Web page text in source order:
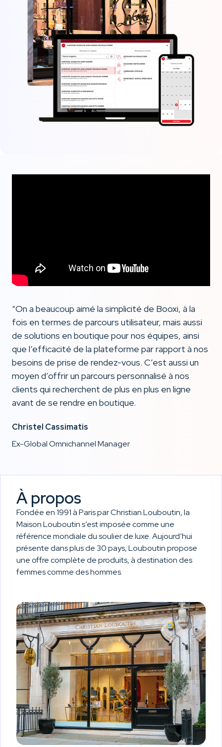
“On a beaucoup aimé la simplicité de Booxi, à la
fois en termes de parcours utilisateur, mais aussi
de solutions en boutique pour nos équipes, ainsi
que l’efficacité de la plateforme par rapport à nos
besoins de prise de rendez-vous. C’est aussi un
moyen d’offrir un parcours personnalisé à nos
clients qui recherchent de plus en plus en ligne
avant de se rendre en boutique.
Christel Cassimatis
Ex-Global Omnichannel Manager
À propos
Fondée en 1991 à Paris par Christian Louboutin, la
Maison Louboutin s’est imposée comme une
référence mondiale du soulier de luxe. Aujourd’hui
présente dans plus de 30 pays, Louboutin propose
une offre complète de produits, à destination des
femmes comme des hommes.